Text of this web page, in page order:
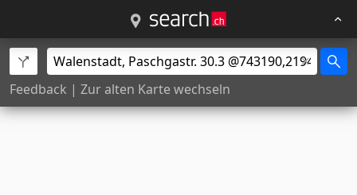
Feedback | Zur alten Karte wechseln